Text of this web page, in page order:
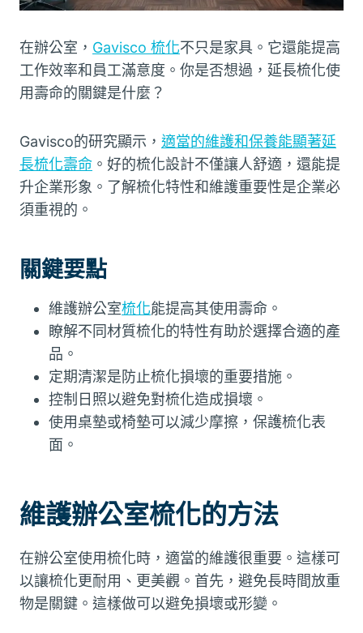
在辦公室， Gavisco 梳化不只是家具。它還能提高
工作效率和員工滿意度。你是否想過，延長梳化使
用壽命的關鍵是什麼？
Gavisco的研究顯示， 適當的維護和保養能顯著延
長梳化壽命 。好的梳化設計不僅讓人舒適，還能提
升企業形象。了解梳化特性和維護重要性是企業必
須重視的。
關鍵要點
維護辦公室梳化能提高其使用壽命。
瞭解不同材質梳化的特性有助於選擇合適的產
品。
定期清潔是防止梳化損壞的重要措施。
控制日照以避免對梳化造成損壞。
使用桌墊或椅墊可以減少摩擦，保護梳化表
面。
維護辦公室梳化的方法
在辦公室使用梳化時，適當的維護很重要。這樣可
以讓梳化更耐用、更美觀。首先，避免長時間放重
物是關鍵。這樣做可以避免損壞或形變。